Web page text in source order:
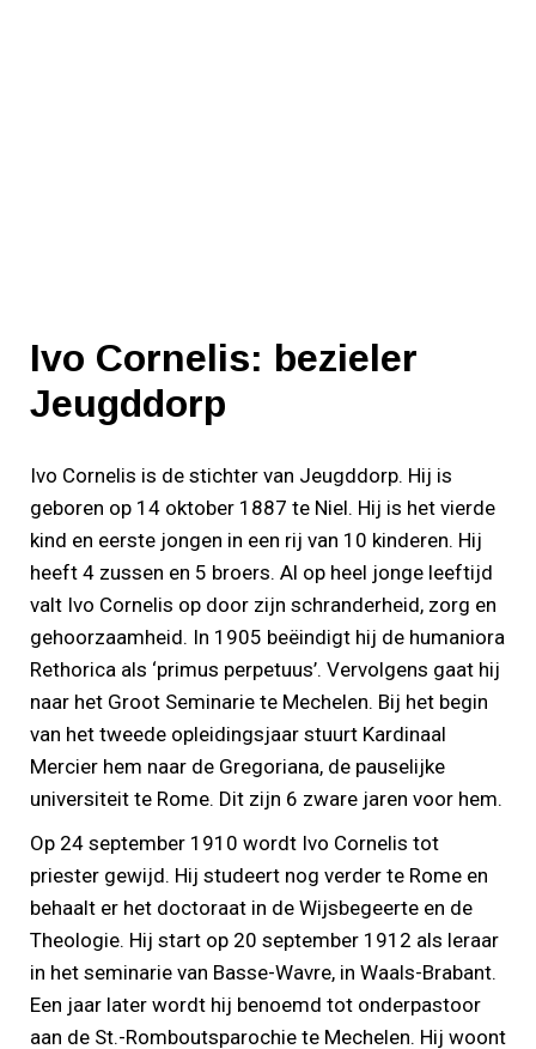
Ivo Cornelis: bezieler
Jeugddorp
Ivo Cornelis is de stichter van Jeugddorp. Hij is
geboren op 14 oktober 1887 te Niel. Hij is het vierde
kind en eerste jongen in een rij van 10 kinderen. Hij
heeft 4 zussen en 5 broers. Al op heel jonge leeftijd
valt Ivo Cornelis op door zijn schranderheid, zorg en
gehoorzaamheid. In 1905 beëindigt hij de humaniora
Rethorica als ‘primus perpetuus’. Vervolgens gaat hij
naar het Groot Seminarie te Mechelen. Bij het begin
van het tweede opleidingsjaar stuurt Kardinaal
Mercier hem naar de Gregoriana, de pauselijke
universiteit te Rome. Dit zijn 6 zware jaren voor hem.
Op 24 september 1910 wordt Ivo Cornelis tot
priester gewijd. Hij studeert nog verder te Rome en
behaalt er het doctoraat in de Wijsbegeerte en de
Theologie. Hij start op 20 september 1912 als leraar
in het seminarie van Basse-Wavre, in Waals-Brabant.
Een jaar later wordt hij benoemd tot onderpastoor
aan de St.-Romboutsparochie te Mechelen. Hij woont